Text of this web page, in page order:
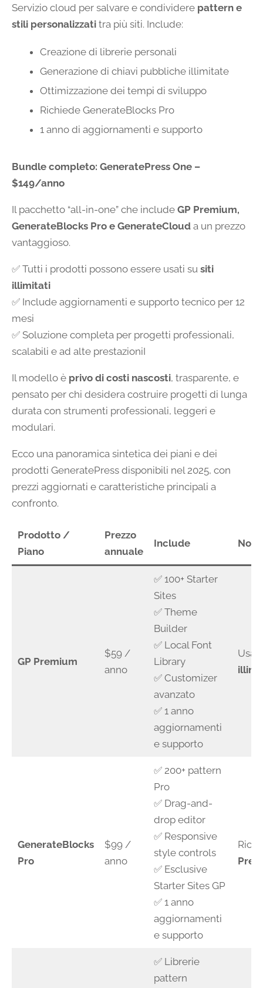
Servizio cloud per salvare e condividere pattern e
stili personalizzati tra più siti. Include:
Creazione di librerie personali
Generazione di chiavi pubbliche illimitate
Ottimizzazione dei tempi di sviluppo
Richiede GenerateBlocks Pro
1 anno di aggiornamenti e supporto
Bundle completo: GeneratePress One –
$149/anno
Il pacchetto “all-in-one” che include GP Premium,
GenerateBlocks Pro e GenerateCloud a un prezzo
vantaggioso.
✅ Tutti i prodotti possono essere usati su siti
illimitati
✅ Include aggiornamenti e supporto tecnico per 12
mesi
✅ Soluzione completa per progetti professionali,
scalabili e ad alte prestazioniI
Il modello è privo di costi nascosti, trasparente, e
pensato per chi desidera costruire progetti di lunga
durata con strumenti professionali, leggeri e
modulari.
Ecco una panoramica sintetica dei piani e dei
prodotti GeneratePress disponibili nel 2025, con
prezzi aggiornati e caratteristiche principali a
confronto.
Prodotto /
Piano
Prezzo
annuale
Include Note
GP Premium
$59 /
anno
✅ 100+ Starter
Sites
✅ Theme
Builder
✅ Local Font
Library
✅ Customizer
avanzato
✅ 1 anno
aggiornamenti
e supporto
GenerateBlocks
Pro
$99 /
anno
✅ 200+ pattern
Pro
✅ Drag-and-
drop editor
✅ Responsive
style controls
✅ Esclusive
Starter Sites GP
✅ 1 anno
aggiornamenti
e supporto
✅ Librerie
pattern